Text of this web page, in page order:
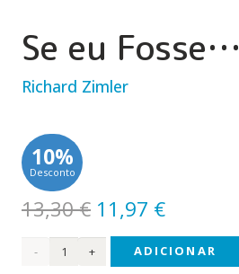
Se eu Fosse…
Richard Zimler
10%
Desconto
13,30€ O
preço
original
11,97 €O
preço
atual
Quantidade
ADICIONAR